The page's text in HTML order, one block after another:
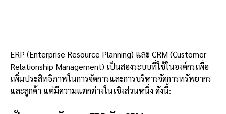
ERP (Enterprise Resource Planning) และ CRM (Customer
Relationship Management) เป็นสองระบบที่ใช้ในองค์กรเพื่อ
เพิ่มประสิทธิภาพในการจัดการและการบริหารจัดการทรัพยากร
และลูกค้า แต่มีความแตกต่างในเชิงส่วนหนึ่ง ดังนี้: